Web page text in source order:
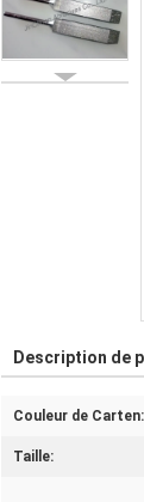
Description de
Couleur de Carten:
Taille: